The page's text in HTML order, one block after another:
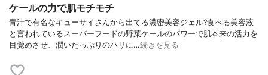
ケールの力で肌モチモチ
青汁で有名なキューサイさんから出てる濃密美容ジェル?食べる美容液
と言われているスーパーフードの野菜ケールのパワーで肌本来の活力を
目覚めさせ、潤いたっぷりのハリに…続きを見る